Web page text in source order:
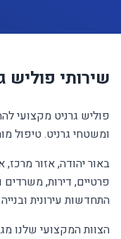
שירותי פוליש
פוליש גרניט מקצועי
ומשטחי גרניט. טיפול
באור יהודה, אזור
פרטיים, דירות, משרדים
התחדשות עירונית
הצוות המקצועי שלנו